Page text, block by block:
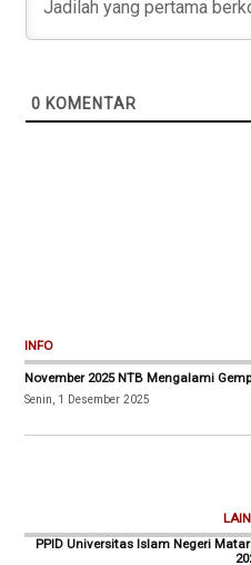
0 KOMENTAR
INFO
November 2025 NTB Mengalami
Senin, 1 Desember 2025
PPID Universitas Islam Negeri